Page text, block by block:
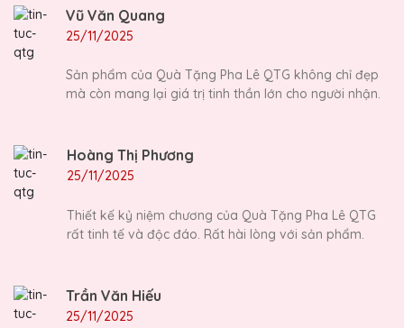
Vũ Văn Quang
25/11/2025
Sản phẩm của Quà Tặng Pha Lê QTG không chỉ đẹp
mà còn mang lại giá trị tinh thần lớn cho người nhận.
Hoàng Thị Phương
25/11/2025
Thiết kế kỷ niệm chương của Quà Tặng Pha Lê QTG
rất tinh tế và độc đáo. Rất hài lòng với sản phẩm.
Trần Văn Hiếu
25/11/2025